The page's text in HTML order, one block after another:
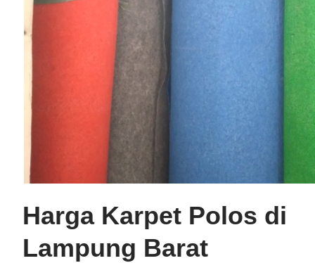
Harga Karpet Polos di
Lampung Barat